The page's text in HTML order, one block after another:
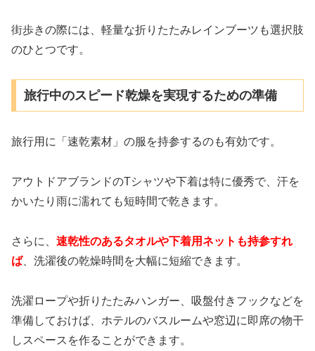
街歩きの際には、軽量な折りたたみレインブーツも選択肢
のひとつです。
旅行中のスピード乾燥を実現するための準備
旅行用に「速乾素材」の服を持参するのも有効です。
アウトドアブランドのTシャツや下着は特に優秀で、汗を
かいたり雨に濡れても短時間で乾きます。
さらに、 速乾性のあるタオルや下着用ネットも持参すれ
ば、洗濯後の乾燥時間を大幅に短縮できます。
洗濯ロープや折りたたみハンガー、吸盤付きフックなどを
準備しておけば、ホテルのバスルームや窓辺に即席の物干
しスペースを作ることができます。